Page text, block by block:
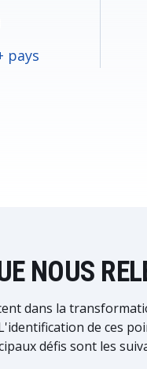
pays
NOUS
dans la
de ces
défis sont les